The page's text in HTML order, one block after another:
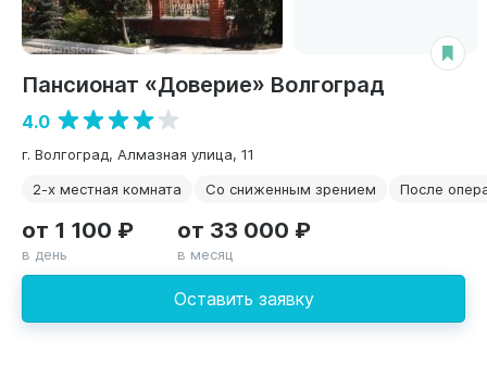
Пансионат «Доверие» Волгоград
4.0
г. Волгоград, Алмазная улица, 11
2-х местная комната
Со сниженным зрением После
Оставить заявку
от 1 100 ₽
в день
от 33 000 ₽
в месяц